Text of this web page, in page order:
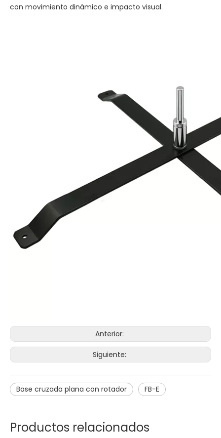
con movimiento dinámico e impacto visual.
Anterior:
Siguiente:
Base cruzada plana con rotador FB-E
Productos relacionados